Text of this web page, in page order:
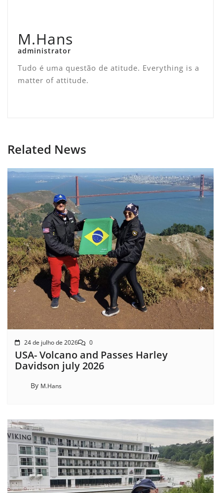
M.Hans
administrator
Tudo é uma questão de atitude. Everything is a
matter of attitude.
Related News
24 de julho de 2026 0
USA- Volcano and Passes Harley
Davidson july 2026
By M.Hans